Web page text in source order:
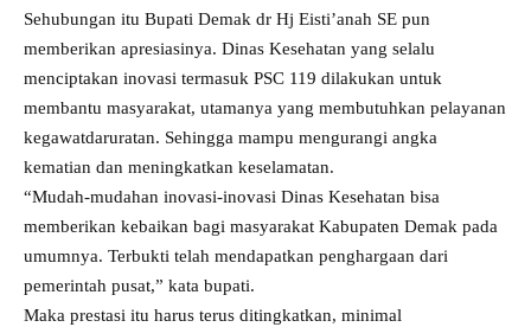
Sehubungan itu Bupati Demak dr Hj Eisti’anah SE pun
memberikan apresiasinya. Dinas Kesehatan yang selalu
menciptakan inovasi termasuk PSC 119 dilakukan untuk
membantu masyarakat, utamanya yang membutuhkan pelayanan
kegawatdaruratan. Sehingga mampu mengurangi angka
kematian dan meningkatkan keselamatan.
“Mudah-mudahan inovasi-inovasi Dinas Kesehatan bisa
memberikan kebaikan bagi masyarakat Kabupaten Demak pada
umumnya. Terbukti telah mendapatkan penghargaan dari
pemerintah pusat,” kata bupati.
Maka prestasi itu harus terus ditingkatkan, minimal